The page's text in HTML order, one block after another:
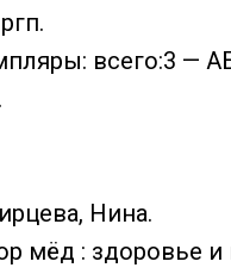
всего:3 —
Нина.
мёд : здоровье и